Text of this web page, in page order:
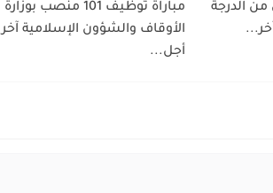
70 تقني من الدرجة
مباراة توظيف 101 منصب بوزارة
الأوقاف والشؤون الإسلامية آخر
أجل...